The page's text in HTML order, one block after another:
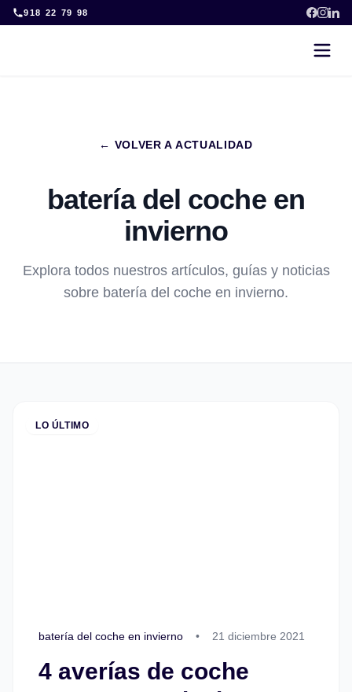
Skip
to
918 22 79 98
← VOLVER A ACTUALIDAD
batería del coche en
invierno
Explora todos nuestros artículos, guías y noticias
sobre batería del coche en invierno.
LO ÚLTIMO
batería del coche en invierno • 21 diciembre 2021
4 averías de coche